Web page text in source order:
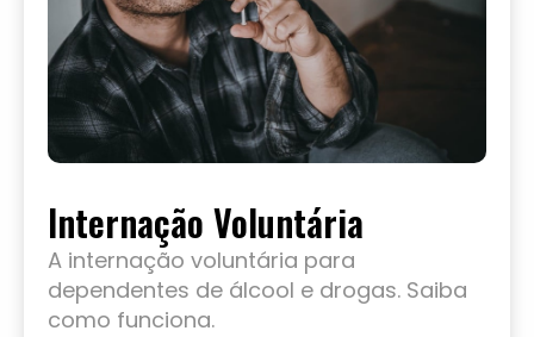
Internação Voluntária
A internação voluntária para
dependentes de álcool e drogas. Saiba
como funciona.